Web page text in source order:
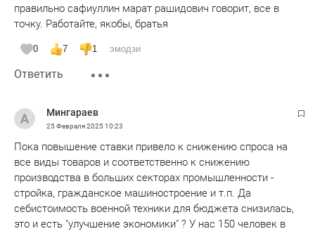
правильно сафиуллин марат рашидович говорит, все в
точку. Работайте, якобы, братья
0 7 1 эмодзи
Ответить
Мингараев
25 Февраля 202510:23
Пока повышение ставки привело к снижению спроса на
все виды товаров и соответственно к снижению
производства в больших секторах промышленности -
стройка, гражданское машиностроение и т.п. Да
себистоимость военной техники для бюджета снизилась,
это и есть "улучшение экономики" ? У нас 150 человек в